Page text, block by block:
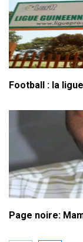
Football : la
Page noire: